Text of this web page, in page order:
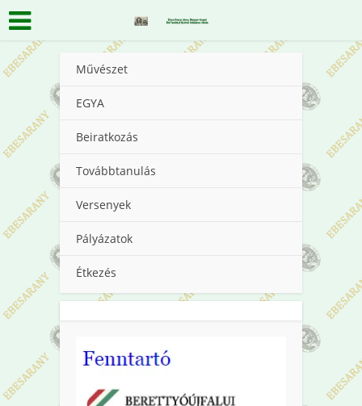
Művészet
EGYA
Beiratkozás
Továbbtanulás
Versenyek
Pályázatok
Étkezés